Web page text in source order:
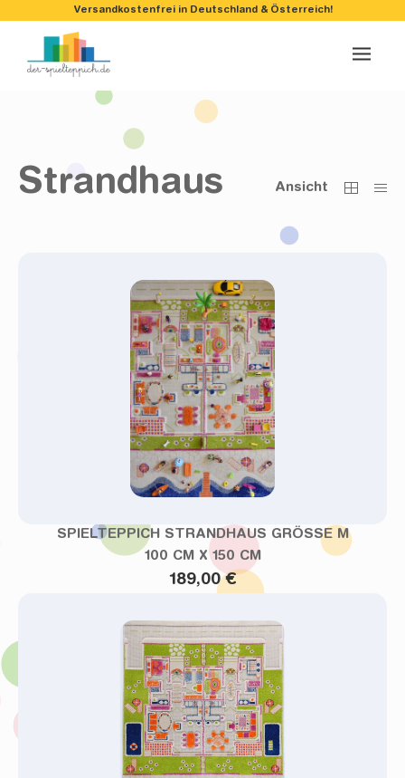
Versandkostenfrei in Deutschland & Österreich!
Strandhaus Ansicht
SPIELTEPPICH STRANDHAUS GRÖSSE M
100 CM X 150 CM
189,00 €